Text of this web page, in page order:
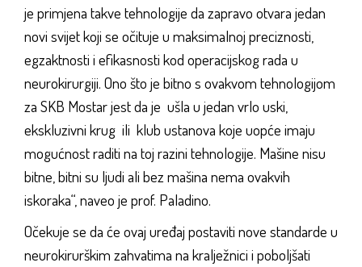
je primjena takve tehnologije da zapravo otvara jedan
novi svijet koji se očituje u maksimalnoj preciznosti,
egzaktnosti i efikasnosti kod operacijskog rada u
neurokirurgiji. Ono što je bitno s ovakvom tehnologijom
za SKB Mostar jest da je ušla u jedan vrlo uski,
ekskluzivni krug ili klub ustanova koje uopće imaju
mogućnost raditi na toj razini tehnologije. Mašine nisu
bitne, bitni su ljudi ali bez mašina nema ovakvih
iskoraka“, naveo je prof. Paladino.
Očekuje se da će ovaj uređaj postaviti nove standarde u
neurokirurškim zahvatima na kralježnici i poboljšati